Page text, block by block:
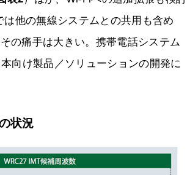
他の無線システムとの共用も含め
の痛手は大きい。携帯電話システム
向け製品／ソリューションの開発に
状況